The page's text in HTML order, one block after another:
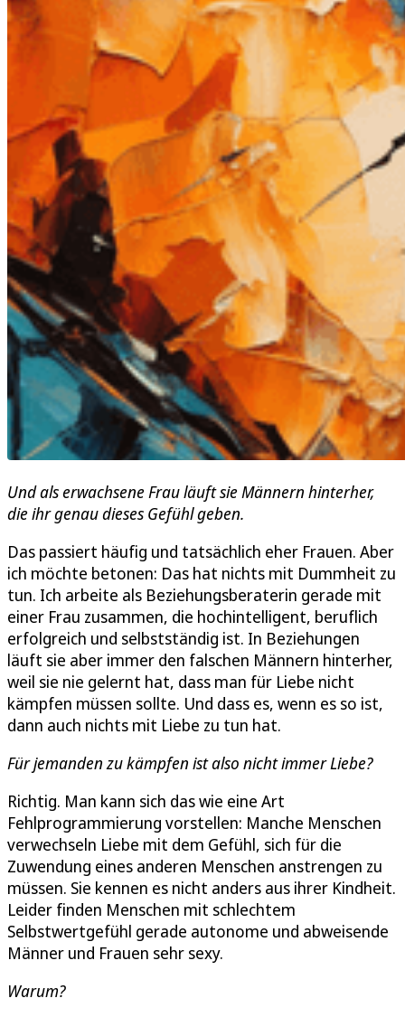
Und als erwachsene Frau läuft sie Männern hinterher,
die ihr genau dieses Gefühl geben.
Das passiert häufig und tatsächlich eher Frauen. Aber
ich möchte betonen: Das hat nichts mit Dummheit zu
tun. Ich arbeite als Beziehungsberaterin gerade mit
einer Frau zusammen, die hochintelligent, beruflich
erfolgreich und selbstständig ist. In Beziehungen
läuft sie aber immer den falschen Männern hinterher,
weil sie nie gelernt hat, dass man für Liebe nicht
kämpfen müssen sollte. Und dass es, wenn es so ist,
dann auch nichts mit Liebe zu tun hat.
Für jemanden zu kämpfen ist also nicht immer Liebe?
Richtig. Man kann sich das wie eine Art
Fehlprogrammierung vorstellen: Manche Menschen
verwechseln Liebe mit dem Gefühl, sich für die
Zuwendung eines anderen Menschen anstrengen zu
müssen. Sie kennen es nicht anders aus ihrer Kindheit.
Leider finden Menschen mit schlechtem
Selbstwertgefühl gerade autonome und abweisende
Männer und Frauen sehr sexy.
Warum?